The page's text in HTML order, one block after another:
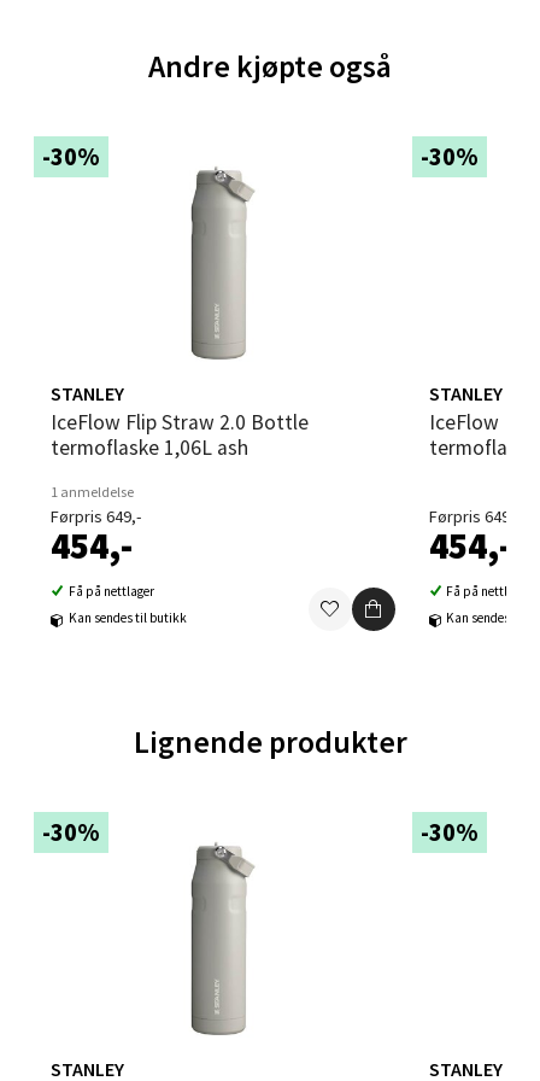
Andre kjøpte også
-30%
STANLEY
IceFlow Flip Straw 2.0 Bottle
termoflaske 1,06L ash
1 anmeldelse
Førpris 649,-
454,-
Få på nettlager
Kan sendes til butikk
-30%
STANLEY
IceFlow Flip Straw 2.0 Bottle
termoflaske
Førpris 649,-
454,-
Få på nettlager
Kan sendes til
Lignende produkter
-30%
STANLEY
-30%
STANLEY
Bergen - Thon Senter Sartor
Sartorvegen 12, 5353 Straume
Trondheim - Sirkus Shopping
Falkenborgveien 5, 7044 Trondheim
Åpent i dag 09-21
0 i butikk
Ski Storsenter, Jernbanesvingen 6, 1400 Ski
Åpent i dag 10-21